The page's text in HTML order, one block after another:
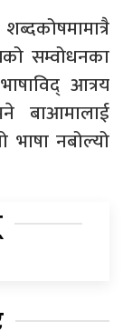
सम्वोधनका
आत्रय
बाआमालाई
भाषा नबोल्यो